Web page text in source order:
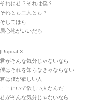
それは君？それは僕？
それとも二人とも？
そしてほら
居心地がいいだろ
[Repeat 3:]
君がそんな気分じゃないなら
僕はそれを知らなきゃならない
君は僕が欲しい人
ここにいて欲しい人なんだ
君がそんな気分じゃないなら